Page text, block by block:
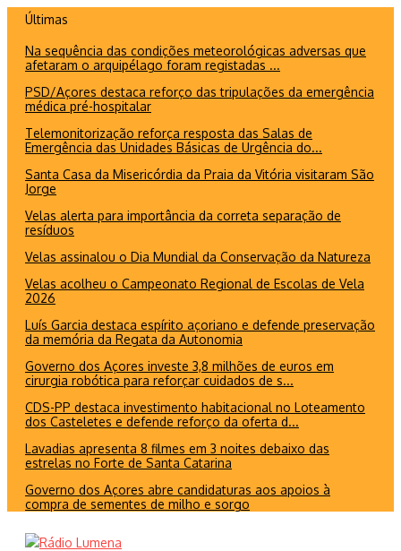
conteúdo
Últimas
Na sequência das condições meteorológicas adversas que
afetaram o arquipélago foram registadas ...
PSD/Açores destaca reforço das tripulações da emergência
médica pré-hospitalar
Telemonitorização reforça resposta das Salas de
Emergência das Unidades Básicas de Urgência do...
Santa Casa da Misericórdia da Praia da Vitória visitaram São
Jorge
Velas alerta para importância da correta separação de
resíduos
Velas assinalou o Dia Mundial da Conservação da Natureza
Velas acolheu o Campeonato Regional de Escolas de Vela
2026
Luís Garcia destaca espírito açoriano e defende preservação
da memória da Regata da Autonomia
Governo dos Açores investe 3,8 milhões de euros em
cirurgia robótica para reforçar cuidados de s...
CDS-PP destaca investimento habitacional no Loteamento
dos Casteletes e defende reforço da oferta d...
Lavadias apresenta 8 filmes em 3 noites debaixo das
estrelas no Forte de Santa Catarina
Governo dos Açores abre candidaturas aos apoios à
compra de sementes de milho e sorgo